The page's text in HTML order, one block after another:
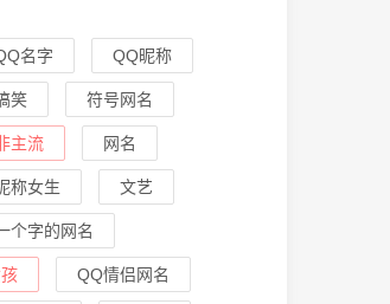
名字 QQ昵称
笑 符号网名
主流 网名
称女生 文艺
个字的网名
QQ情侣网名